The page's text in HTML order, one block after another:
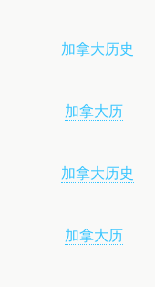
加拿大历史
加拿大历
加拿大历史
加拿大历